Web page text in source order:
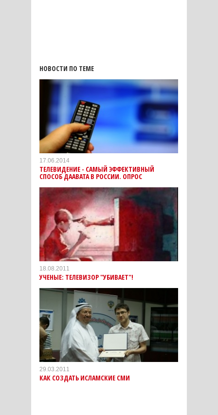
НОВОСТИ ПО ТЕМЕ
17.06.2014
ТЕЛЕВИДЕНИЕ - САМЫЙ ЭФФЕКТИВНЫЙ
СПОСОБ ДААВАТА В РОССИИ. ОПРОС
18.08.2011
УЧЕНЫЕ: ТЕЛЕВИЗОР "УБИВАЕТ"!
29.03.2011
КАК СОЗДАТЬ ИСЛАМСКИЕ СМИ